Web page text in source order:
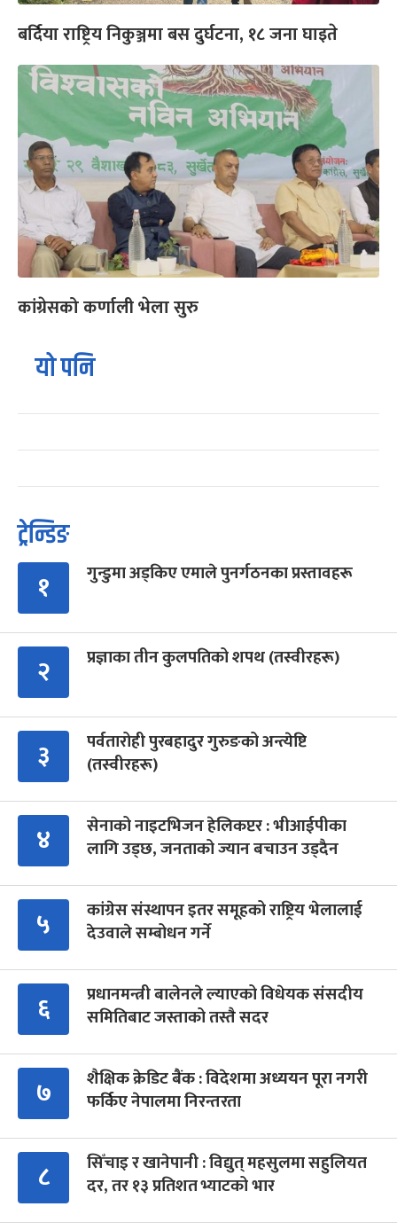
बर्दिया राष्ट्रिय निकुञ्जमा बस दुर्घटना, १८ जना घाइते
कांग्रेसको कर्णाली भेला सुरु
यो पनि
ट्रेन्डिङ
१ गुन्डुमा अड्किए एमाले पुनर्गठनका प्रस्तावहरू
२ प्रज्ञाका तीन कुलपतिको शपथ (तस्वीरहरू)
३
पर्वतारोही पुरबहादुर गुरुङको अन्त्येष्टि
(तस्वीरहरू)
४
सेनाको नाइटभिजन हेलिकप्टर : भीआईपीका
लागि उड्छ, जनताको ज्यान बचाउन उड्दैन
५
कांग्रेस संस्थापन इतर समूहको राष्ट्रिय भेलालाई
देउवाले सम्बोधन गर्ने
६
प्रधानमन्त्री बालेनले ल्याएको विधेयक संसदीय
समितिबाट जस्ताको तस्तै सदर
७
शैक्षिक क्रेडिट बैंक : विदेशमा अध्ययन पूरा नगरी
फर्किए नेपालमा निरन्तरता
८
सिँचाइ र खानेपानी : विद्युत् महसुलमा सहुलियत
दर, तर १३ प्रतिशत भ्याटको भार